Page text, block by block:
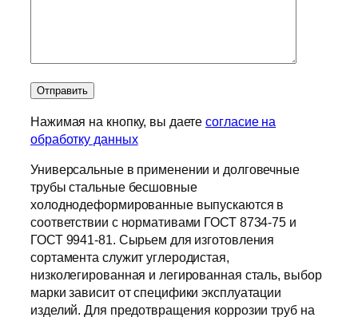
Нажимая на кнопку, вы даетесогласие на
обработку данных
Универсальные в применении и долговечные
трубы стальные бесшовные
холоднодеформированные выпускаются в
соответствии с нормативами ГОСТ 8734-75 и
ГОСТ 9941-81. Сырьем для изготовления
сортамента служит углеродистая,
низколегированная и легированная сталь, выбор
марки зависит от специфики эксплуатации
изделий. Для предотвращения коррозии труб на